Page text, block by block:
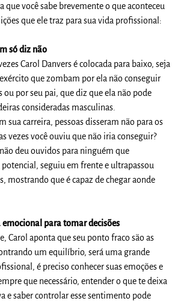
você sabe brevemente o que aconteceu
que ele traz para sua vida profissional:
só diz não
Carol Danvers é colocada para baixo, seja
que zombam por ela não conseguir
ou por seu pai, que diz que ela não pode
consideradas masculinas.
sua carreira, pessoas disseram não para os
vezes você ouviu que não iria conseguir?
deu ouvidos para ninguém que
seguiu em frente e ultrapassou
mostrando que é capaz de chegar aonde
emocional para tomar decisões
aponta que seu ponto fraco são as
um equilíbrio, será uma grande
é preciso conhecer suas emoções e
que necessário, entender o que te deixa
e saber controlar esse sentimento pode